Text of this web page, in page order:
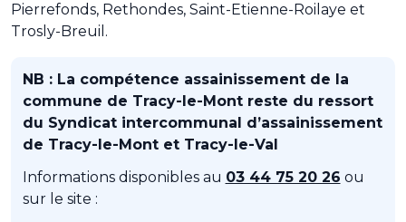
Pierrefonds, Rethondes, Saint-Etienne-Roilaye et
Trosly-Breuil.
NB : La compétence assainissement de la
commune de Tracy-le-Mont reste du ressort
du Syndicat intercommunal d’assainissement
de Tracy-le-Mont et Tracy-le-Val
Informations disponibles au 03 44 75 20 26 ou
sur le site :